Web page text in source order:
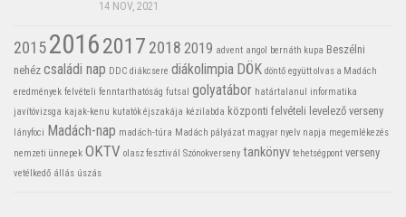
14 NOV, 2021
201520162017 2018 2019 advent angol bernáth kupa Beszélni
nehéz családi nap DDC diákcsere diákolimpia DÖK döntő együtt olvas a Madách
eredmények felvételi fenntarthatóság futsal golyatábor határtalanul
informatika
javítóvizsga kajak-kenu kutatók éjszakája kézilabda központi felvételi levelező verseny
lányfoci Madách-nap madách-túra Madách pályázat magyar nyelv napja megemlékezés
nemzeti ünnepek OKTV olasz fesztivál Szónokverseny tankönyv tehetségpont verseny
vetélkedő állás úszás